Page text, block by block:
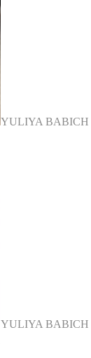
YULIYA BABICH
YULIYA BABICH